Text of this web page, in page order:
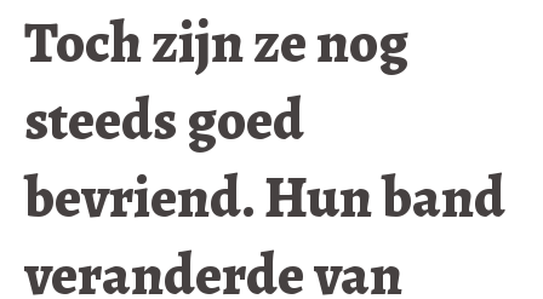
Toch zijn ze nog
steeds goed
bevriend. Hun band
veranderde van